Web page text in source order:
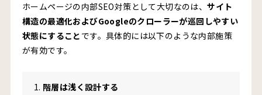
ホームページの内部SEO対策として大切なのは、サイト
構造の最適化およびGoogleのクローラーが巡回しやすい
状態にすること です。具体的には以下のような内部施策
が有効です。
階層は浅く設計する